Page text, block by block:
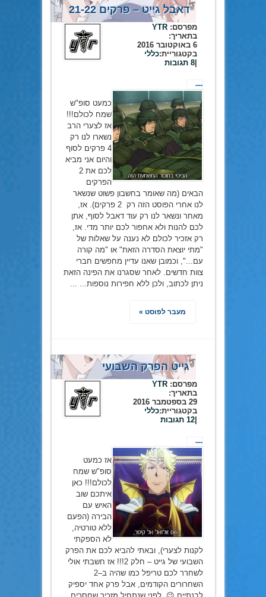
דאבל גייט – פרקים 21-22
מפרסם:YTR
בתאריך:
6 באוקטובר 2016
בקטגוריית:כללי
|8 תגובות
---
כמעט סופ"ש
שמח לכולם!!!
אז לצערי הרב
נשארו לנו רק
4 פרקים לסוף
והיום אני מביא
לכם את 2
הפרקים
הבאים (מה שאומר בחשבון פשוט שנשאר
לנו אחרי הפוסט הזה רק 2 פרקים). אז,
מאחר ונשאר לנו רק עוד דאבל לסוף, אתן
לכם להנות ולא אחפור לכם יותר מדי. אז,
רק אזכיר לכולם לא נענה על שאלות של
"מתי יוצאת הסדרה הזאת" או "מה קורה
עם...", וכמובן שאנו עדיין מחפשים חברי
צוות חדשים. לאחר שסגרנו את הפינה הזאת
ניתן לכתוב, ולכן ללא חפירות נוספות... ...
מעבר לפוסט »
גייט הפרק השבועי
מפרסם:YTR
בתאריך:
29 בספטמבר 2016
בקטגוריית:כללי
|12 תגובות
---
אז כמעט
סופ"ש שמח
לכולם!!! כאן
איתכם שוב
האיש עם
הבירה (הפעם
ללא טורטיה,
לא הספקתי
לקנות לצערי), ובאתי להביא לכם את הפרק
השבועי של גייט – חלק 2!!! אז חשבתי אולי
לשחרר לכם טריפל כמו שהיה ב–2
השחרורים הקודמים, אבל פרק אחד יספיק